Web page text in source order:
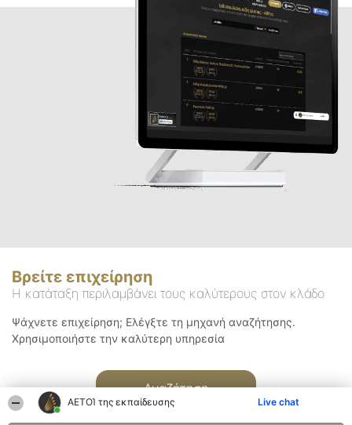
ΑΕΤΟΊ της εκπαίδευσης Live chat
Βρείτε επιχείρηση
Η κατάταξη περιλαμβάνει τους καλύτερους στον κλάδο
Ψάχνετε επιχείρηση; Ελέγξτε τη μηχανή αναζήτησης.
Χρησιμοποιήστε την καλύτερη υπηρεσία
Αναζήτηση